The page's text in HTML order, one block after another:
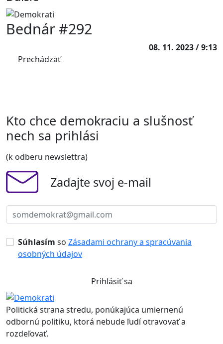
Prechádzať
Bednár #292
08. 11. 2023 / 9:13
Kto chce demokraciu a slušnosť
nech sa prihlási
(k odberu newslettra)
Zadajte svoj e-mail
Súhlasím so Zásadami ochrany a spracúvania
osobných údajov
Prihlásiť sa
Politická strana stredu, ponúkajúca umiernenú
odbornú politiku, ktorá nebude ľudí otravovať a
rozdeľovať.